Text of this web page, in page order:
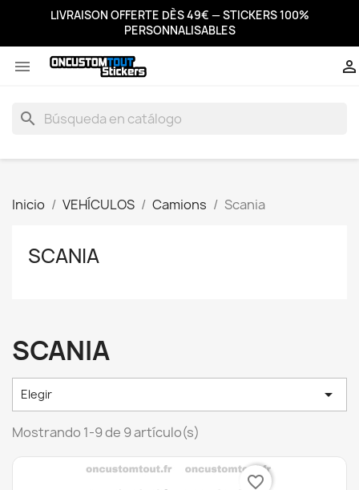
LIVRAISON OFFERTE DÈS 49€ — STICKERS 100%
PERSONNALISABLES
 
search
Inicio VEHÍCULOS Camions Scania
SCANIA
SCANIA
Elegir 
Mostrando 1-9 de 9 artículo(s)
favorite_border